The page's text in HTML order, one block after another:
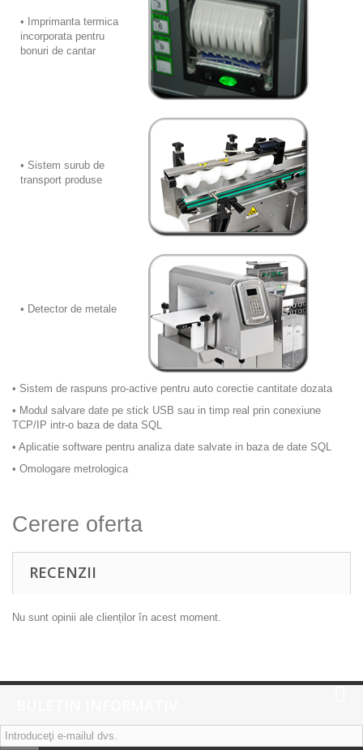
• Imprimanta termica
incorporata pentru
bonuri de cantar
• Sistem surub de
transport produse
• Detector de metale
• Sistem de raspuns pro-active pentru auto corectie cantitate dozata
• Modul salvare date pe stick USB sau in timp real prin conexiune
TCP/IP intr-o baza de data SQL
• Aplicatie software pentru analiza date salvate in baza de date SQL
• Omologare metrologica
Cerere oferta
RECENZII
Nu sunt opinii ale clienților în acest moment.